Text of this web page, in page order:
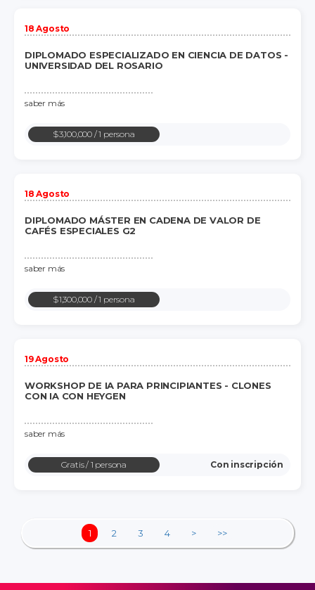
18 Agosto
DIPLOMADO ESPECIALIZADO EN CIENCIA DE DATOS -
UNIVERSIDAD DEL ROSARIO
saber más
$3,100,000 / 1 persona
18 Agosto
DIPLOMADO MÁSTER EN CADENA DE VALOR DE
CAFÉS ESPECIALES G2
saber más
$1,300,000 / 1 persona
19 Agosto
WORKSHOP DE IA PARA PRINCIPIANTES - CLONES
CON IA CON HEYGEN
saber más
Gratis/ 1 persona Con inscripción
1 2 3 4 > >>